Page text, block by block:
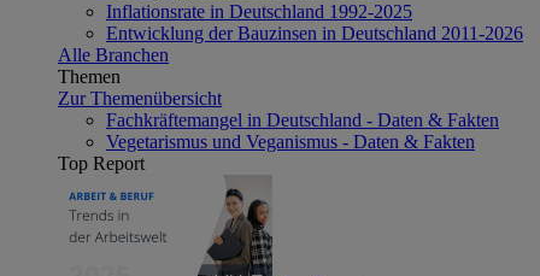
Inflationsrate in Deutschland 1992-2025
Entwicklung der Bauzinsen in Deutschland 2011-2026
Alle Branchen
Themen
Zur Themenübersicht
Fachkräftemangel in Deutschland - Daten & Fakten
Vegetarismus und Veganismus - Daten & Fakten
Top Report